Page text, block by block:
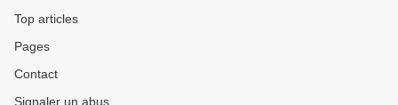
Top articles
Pages
Contact
Signaler un abus